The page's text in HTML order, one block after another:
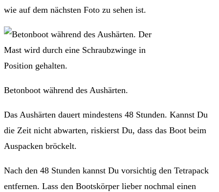
wie auf dem nächsten Foto zu sehen ist.
Betonboot während des Aushärten.
Das Aushärten dauert mindestens 48 Stunden. Kannst Du
die Zeit nicht abwarten, riskierst Du, dass das Boot beim
Auspacken bröckelt.
Nach den 48 Stunden kannst Du vorsichtig den Tetrapack
entfernen. Lass den Bootskörper lieber nochmal einen